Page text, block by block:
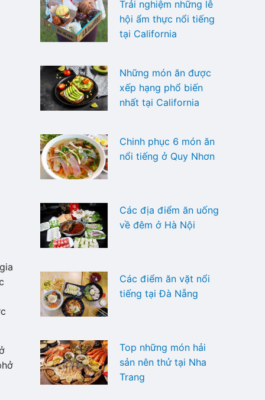
Trải nghiệm những lễ
hội ẩm thực nổi tiếng
tại California
Những món ăn được
xếp hạng phổ biến
nhất tại California
Chinh phục 6 món ăn
nổi tiếng ở Quy Nhơn
Các địa điểm ăn uống
về đêm ở Hà Nội
Các điểm ăn vặt nổi
tiếng tại Đà Nẵng
Top những món hải
sản nên thử tại Nha
Trang